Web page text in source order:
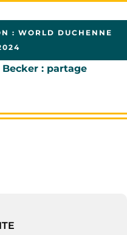
: WORLD DUCHENNE
: partage